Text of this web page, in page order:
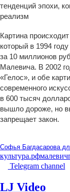
тенденций эпохи,
реализм
Картина
который в 1994
за 10 миллионов
Малевича. В 2002
«Гелос», и обе
современного
в 600 тысяч
вышло дороже, но
запрещает закон.
Софья Багдасарова
культура.рфмалевич
Telegram channel
LJ Video